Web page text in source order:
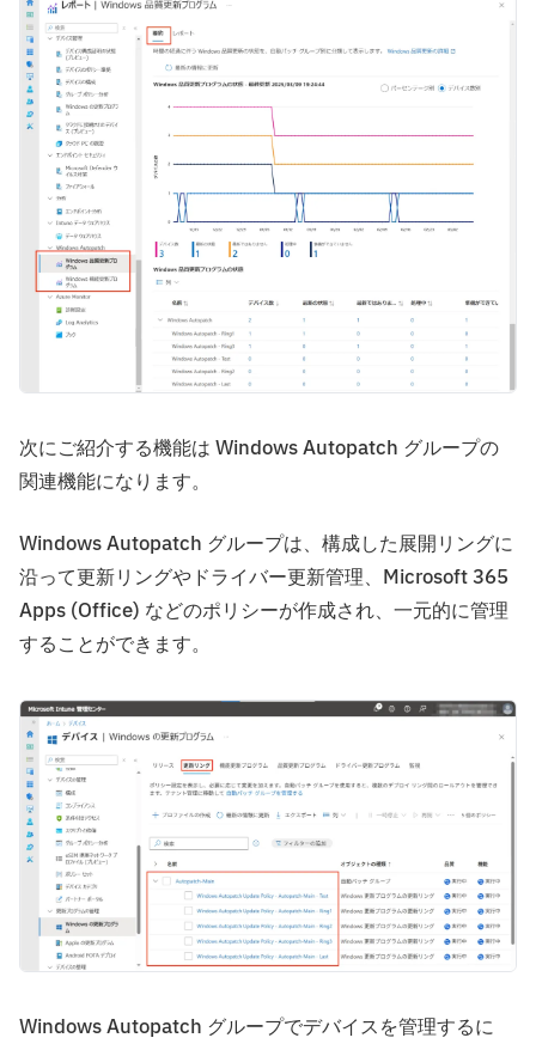
次にご紹介する機能は Windows Autopatch グループの
関連機能になります。
Windows Autopatch グループは、構成した展開リングに
沿って更新リングやドライバー更新管理、Microsoft 365
Apps (Office) などのポリシーが作成され、一元的に管理
することができます。
Windows Autopatch グループでデバイスを管理するに